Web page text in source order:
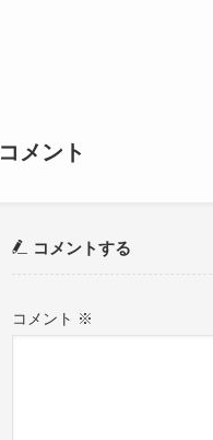
コメント
コメントする
コメント ※